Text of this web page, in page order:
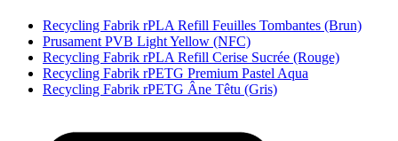
Recycling Fabrik rPLA Refill Feuilles Tombantes (Brun)
Prusament PVB Light Yellow (NFC)
Recycling Fabrik rPLA Refill Cerise Sucrée (Rouge)
Recycling Fabrik rPETG Premium Pastel Aqua
Recycling Fabrik rPETG Âne Têtu (Gris)